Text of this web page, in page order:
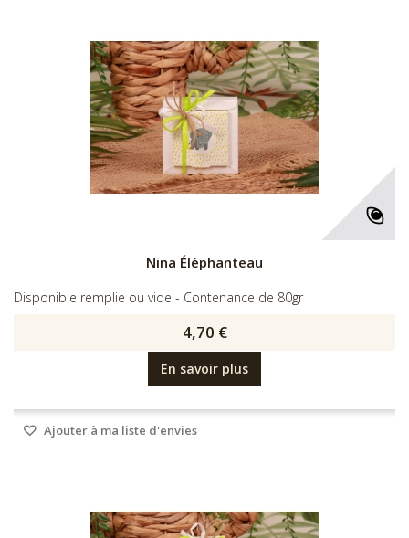
Nina Éléphanteau
Disponible remplie ou vide - Contenance de 80gr
4,70 €
En savoir plus
Ajouter à ma liste d'envies